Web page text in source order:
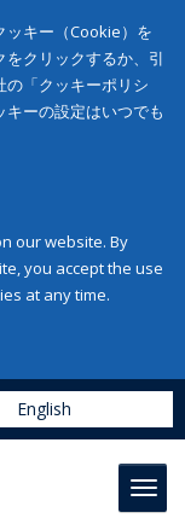
ッキー（Cookie）を
クリックするか、引
の「クッキーポリシ
ーの設定はいつでも
our website. By
you accept the use
at any time.
English